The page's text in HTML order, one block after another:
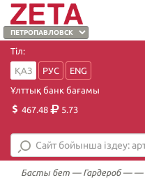
Тіл:
ҚАЗ
РУС
ENG
Ұлттық банк бағамы
467.48
5.73
Басты бет — Гардероб— —